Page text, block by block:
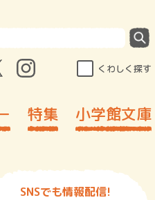
くわしく探す
特集 小学館文庫
SNSでも情報配信!